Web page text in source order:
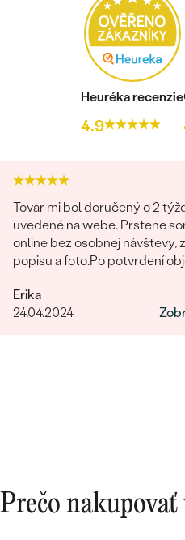
Heuréka recenzie
4.9
Tovar mi bol doručený o 2
uvedené na webe. Prstene
online bez osobnej návštevy,
popisu a foto.Po potvrdení
uistila o správnosti, type,
zmienila sa o možnej výmena
Erika
24.04.2024
Prečo nakupovať